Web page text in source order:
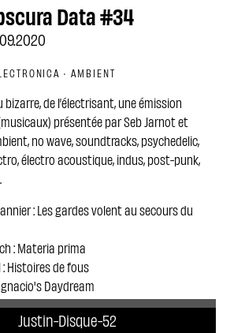
Justin-Disque-52
Data #34
· AMBIENT
bizarre, de l’électrisant, une émission
présentée par Seb Jarnot et
no wave, soundtracks, psychedelic,
électro acoustique, indus, post-punk,
: Les gardes volent au secours du
: Materia prima
Histoires de fous
Daydream
: Grey Cut Out
Lock - Infinitum (Feat. Laura